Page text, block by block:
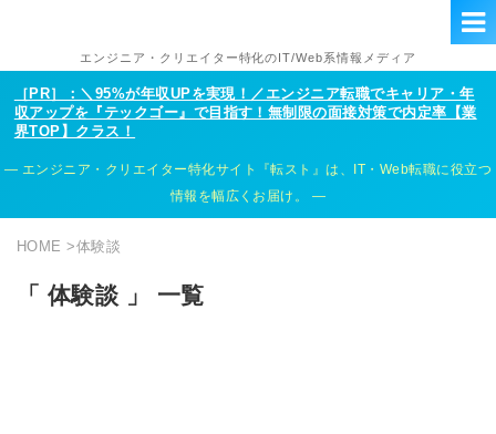
エンジニア・クリエイター特化のIT/Web系情報メディア
［PR］：＼95%が年収UPを実現！／エンジニア転職でキャリア・年
収アップを『テックゴー』で目指す！無制限の面接対策で内定率【業
界TOP】クラス！
エンジニア・クリエイター特化サイト『転スト』は、IT・Web転職に役立つ
情報を幅広くお届け。
HOME >体験談
「 体験談 」 一覧